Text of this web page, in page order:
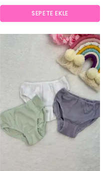
SEPETE EKLE